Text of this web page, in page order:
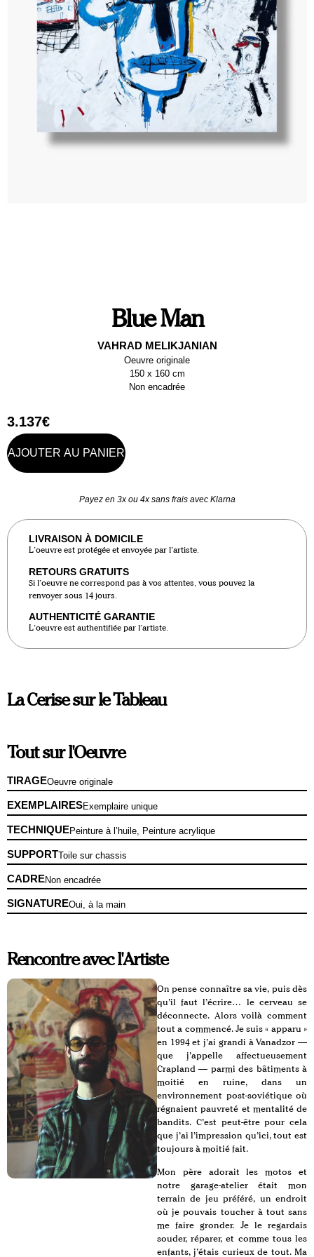
Blue Man
VAHRAD MELIKJANIAN
Oeuvre originale
150 x 160 cm
Non encadrée
3.137€
AJOUTER AU PANIER
Payez en 3x ou 4x sans frais avec Klarna
LIVRAISON À DOMICILE
L’oeuvre est protégée et envoyée par l’artiste.
RETOURS GRATUITS
Si l’oeuvre ne correspond pas à vos attentes, vous pouvez la
renvoyer sous 14 jours.
AUTHENTICITÉ GARANTIE
L’oeuvre est authentifiée par l’artiste.
La Cerise sur le Tableau
Tout sur l'Oeuvre
TIRAGEOeuvre originale
EXEMPLAIRESExemplaire unique
TECHNIQUEPeinture à l’huile, Peinture acrylique
SUPPORTToile sur chassis
CADRENon encadrée
SIGNATUREOui, à la main
Rencontre avec l'Artiste
On pense connaître sa vie, puis dès
qu’il faut l’écrire… le cerveau se
déconnecte. Alors voilà comment
tout a commencé. Je suis « apparu »
en 1994 et j’ai grandi à Vanadzor —
que j’appelle affectueusement
Crapland — parmi des bâtiments à
moitié en ruine, dans un
environnement post-soviétique où
régnaient pauvreté et mentalité de
bandits. C’est peut-être pour cela
que j’ai l’impression qu’ici, tout est
toujours à moitié fait.
Mon père adorait les motos et
notre garage-atelier était mon
terrain de jeu préféré, un endroit
où je pouvais toucher à tout sans
me faire gronder. Je le regardais
souder, réparer, et comme tous les
enfants, j’étais curieux de tout. Ma